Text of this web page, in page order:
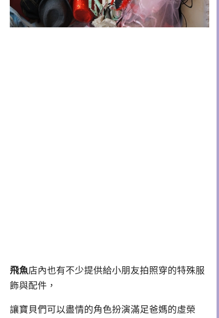
飛魚店內也有不少提供給小朋友拍照穿的特殊服
飾與配件，
讓寶貝們可以盡情的角色扮演滿足爸媽的虛榮